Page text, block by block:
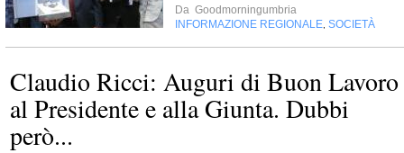
Da Goodmorningumbria
INFORMAZIONE REGIONALE SOCIETÀ
Claudio Ricci: Auguri di Buon Lavoro
al Presidente e alla Giunta. Dubbi
però...